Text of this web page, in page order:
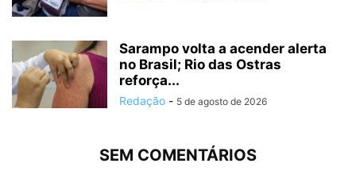
Sarampo volta a acender alerta
no Brasil; Rio das Ostras
reforça...
Redação - 5 de agosto de 2026
SEM COMENTÁRIOS